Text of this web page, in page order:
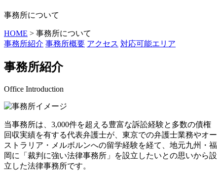
事務所について
HOME > 事務所について
事務所紹介 事務所概要 アクセス 対応可能エリア
事務所紹介
Office Introduction
当事務所は、3,000件を超える豊富な訴訟経験と多数の債権
回収実績を有する代表弁護士が、東京での弁護士業務やオー
ストラリア・メルボルンへの留学経験を経て、地元九州・福
岡に「裁判に強い法律事務所」を設立したいとの思いから設
立した法律事務所です。